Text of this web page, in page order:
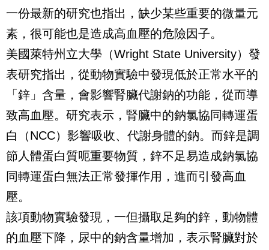
一份最新的研究也指出，缺少某些重要的微量元
素，很可能也是造成高血壓的危險因子。
美國萊特州立大學（Wright State University）發
表研究指出，從動物實驗中發現低於正常水平的
「鋅」含量，會影響腎臟代謝鈉的功能，從而導
致高血壓。研究表示，腎臟中的鈉氯協同轉運蛋
白（NCC）影響吸收、代謝身體的鈉。而鋅是調
節人體蛋白質呃重要物質，鋅不足易造成鈉氯協
同轉運蛋白無法正常發揮作用，進而引發高血
壓。
該項動物實驗發現，一但攝取足夠的鋅，動物體
的血壓下降，尿中的鈉含量增加，表示腎臟對於